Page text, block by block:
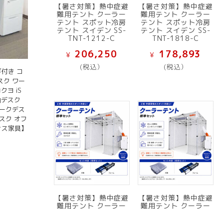
き コ
ク ワー
ヨ iS
スク
クデス
ク オフ
家具】
【暑さ対策】熱中症避
難用テント クーラー
テント スポット冷房
テント スイデン SS-
TNT-1212-C
¥ 206,250
(税込）
【暑さ対策】熱中症避
難用テント クーラー
テント スポット冷房
テント スイデン SS-
TNT-1818-C
¥ 178,893
(税込）
【暑さ対策】熱中症避
難用テント クーラー
【暑さ対策】熱中症避
難用テント クーラー